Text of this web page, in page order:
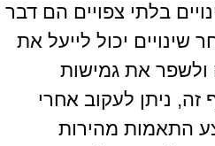
בלתי צפויים הם דבר
יכול לייעל את
ולשפר את גמישות
ניתן לעקוב אחרי
התאמות מהירות